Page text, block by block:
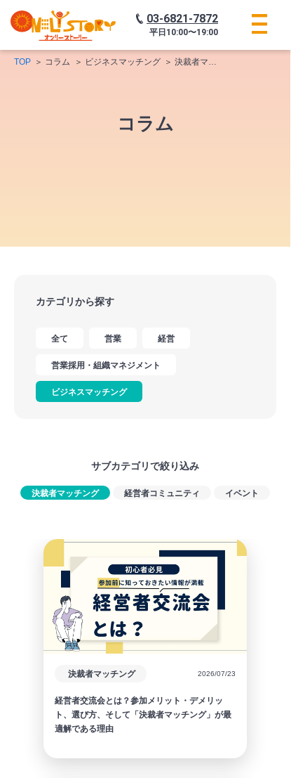
03-6821-7872
平日 10:00〜19:00
TOP コラム ビジネスマッチング 決裁者マッチング
コラム
カテゴリから探す
全て 営業 経営
営業採用・組織マネジメント
ビジネスマッチング
サブカテゴリで絞り込み
決裁者マッチング 経営者コミュニティ イベント
決裁者マッチング 2026/07/23
経営者交流会とは？参加メリット・デメリッ
ト、選び方、そして「決裁者マッチング」が最
適解である理由